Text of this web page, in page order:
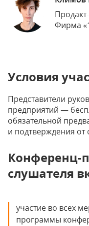
Фирма
Условия
Представители
предприятий —
обязательной
и подтверждения от
Конференц-
слушателя
участие во всех
программы